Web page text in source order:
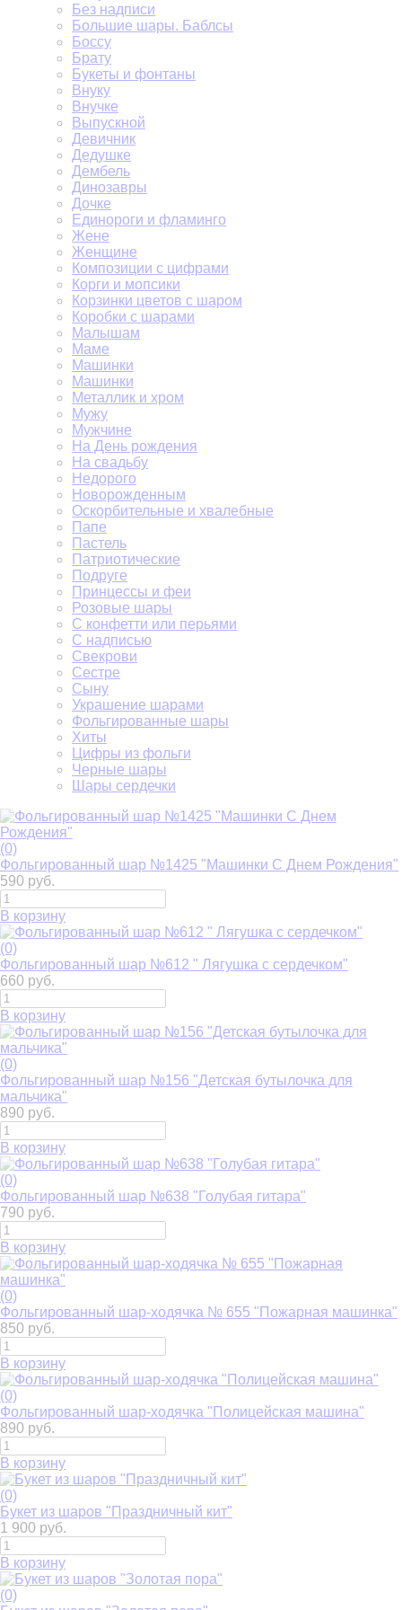
Без надписи
Большие шары. Баблсы
Боссу
Брату
Букеты и фонтаны
Внуку
Внучке
Выпускной
Девичник
Дедушке
Дембель
Динозавры
Дочке
Единороги и фламинго
Жене
Женщине
Композиции с цифрами
Корги и мопсики
Корзинки цветов с шаром
Коробки с шарами
Малышам
Маме
Машинки
Машинки
Металлик и хром
Мужу
Мужчине
На День рождения
На свадьбу
Недорого
Новорожденным
Оскорбительные и хвалебные
Папе
Пастель
Патриотические
Подруге
Принцессы и феи
Розовые шары
С конфетти или перьями
С надписью
Свекрови
Сестре
Сыну
Украшение шарами
Фольгированные шары
Хиты
Цифры из фольги
Черные шары
Шары сердечки
(0)
Фольгированный шар №1425 "Машинки С Днем Рождения"
590 руб.
В корзину
(0)
Фольгированный шар №612 " Лягушка с сердечком"
660 руб.
В корзину
(0)
Фольгированный шар №156 "Детская бутылочка для
мальчика"
890 руб.
В корзину
(0)
Фольгированный шар №638 "Голубая гитара"
790 руб.
В корзину
(0)
Фольгированный шар-ходячка № 655 "Пожарная машинка"
850 руб.
В корзину
(0)
Фольгированный шар-ходячка "Полицейская машина"
890 руб.
В корзину
(0)
Букет из шаров "Праздничный кит"
1 900 руб.
В корзину
(0)